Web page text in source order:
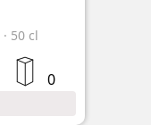
· 50 cl
0